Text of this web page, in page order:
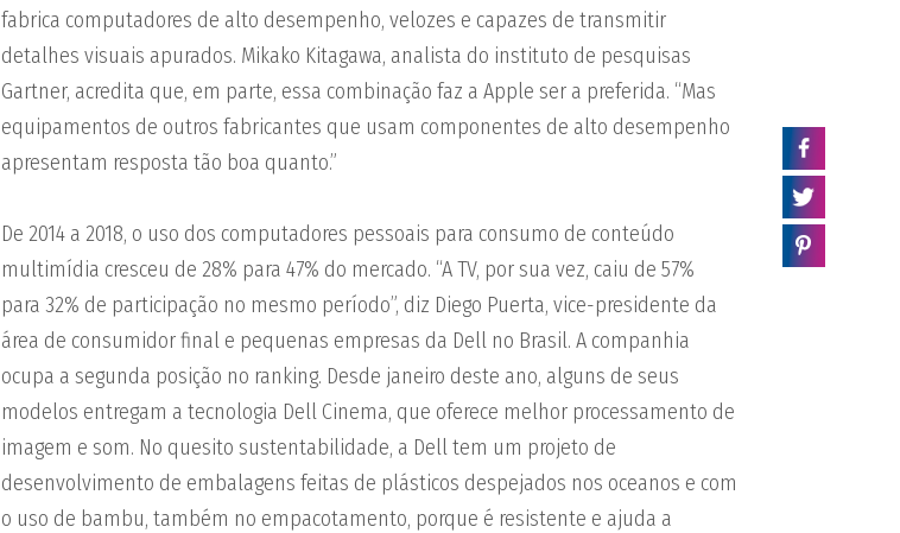
fabrica computadores de alto desempenho, velozes e capazes de transmitir
detalhes visuais apurados. Mikako Kitagawa, analista do instituto de pesquisas
Gartner, acredita que, em parte, essa combinação faz a Apple ser a preferida. “Mas
equipamentos de outros fabricantes que usam componentes de alto desempenho
apresentam resposta tão boa quanto.”
De 2014 a 2018, o uso dos computadores pessoais para consumo de conteúdo
multimídia cresceu de 28% para 47% do mercado. “A TV, por sua vez, caiu de 57%
para 32% de participação no mesmo período”, diz Diego Puerta, vice-presidente da
área de consumidor final e pequenas empresas da Dell no Brasil. A companhia
ocupa a segunda posição no ranking. Desde janeiro deste ano, alguns de seus
modelos entregam a tecnologia Dell Cinema, que oferece melhor processamento de
imagem e som. No quesito sustentabilidade, a Dell tem um projeto de
desenvolvimento de embalagens feitas de plásticos despejados nos oceanos e com
o uso de bambu, também no empacotamento, porque é resistente e ajuda a